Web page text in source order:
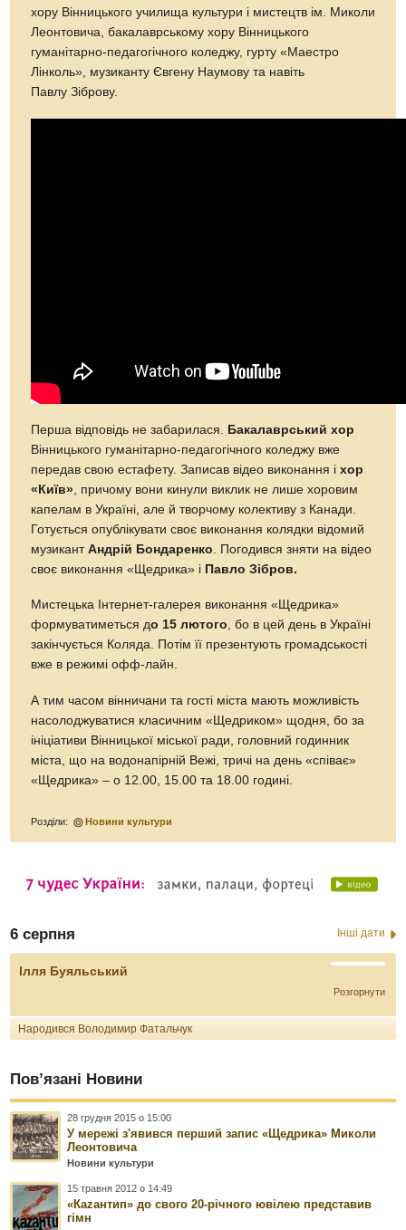
хору Вінницького училища культури і мистецтв ім. Миколи
Леонтовича, бакалаврському хору Вінницького
гуманітарно-педагогічного коледжу, гурту «Маестро
Лінколь», музиканту Євгену Наумову та навіть
Павлу Зіброву.
Перша відповідь не забарилася. Бакалаврський хор
Вінницького гуманітарно-педагогічного коледжу вже
передав свою естафету. Записав відео виконання іхор
«Київ» , причому вони кинули виклик не лише хоровим
капелам в Україні, але й творчому колективу з Канади.
Готується опублікувати своє виконання колядки відомий
музикантАндрій Бондаренко . Погодився зняти на відео
своє виконання «Щедрика» і Павло Зібров.
Мистецька Інтернет-галерея виконання «Щедрика»
формуватиметься до 15 лютого, бо в цей день в Україні
закінчується Коляда. Потім її презентують громадськості
вже в режимі офф-лайн.
А тим часом вінничани та гості міста мають можливість
насолоджуватися класичним «Щедриком» щодня, бо за
ініціативи Вінницької міської ради, головний годинник
міста, що на водонапірній Вежі, тричі на день «співає»
«Щедрика» – о 12.00, 15.00 та 18.00 годині.
Розділи: Новини культури
6 серпня Інші дати
Ілля Буяльський
Розгорнути
Народився Володимир Фатальчук
Пов’язані Новини
28 грудня 2015 о 15:00
У мережі з'явився перший запис «Щедрика» Миколи
Леонтовича
Новини культури
15 травня 2012 о 14:49
«Каzантип» до свого 20-річного ювілею представив
гімн